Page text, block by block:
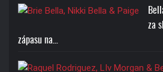
za
zápasu na…